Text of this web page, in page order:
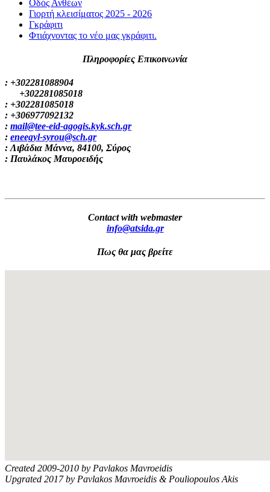
Οδός Ανθέων
Γιορτή κλεισίματος 2025 - 2026
Γκράφιτι
Φτιάχνοντας το νέο μας γκράφιτι.
Πληροφορίες Επικοινωνία
: +302281088904
+302281085018
: +302281085018
: +306977092132
: mail@tee-eid-agogis.kyk.sch.gr
: eneegyl-syrou@sch.gr
: Λιβάδια Μάννα, 84100, Σύρος
: Παυλάκος Μαυροειδής
Contact with webmaster
info@atsida.gr
Πως θα μας βρείτε
Created 2009-2010 by Pavlakos Mavroeidis
Upgrated 2017 by Pavlakos Mavroeidis & Pouliopoulos Akis